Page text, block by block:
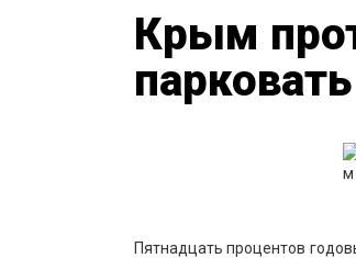
Крым
Пятнадцать процентов